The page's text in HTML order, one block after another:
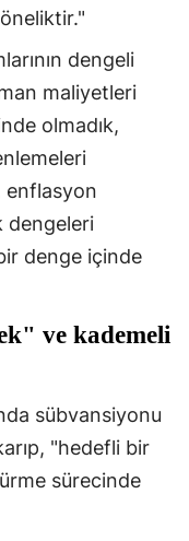
Düzce
dengeli
maliyetleri
olmadık,
enflasyon
dengeleri
denge içinde
ve kademeli
sübvansiyonu
"hedefli bir
sürecinde